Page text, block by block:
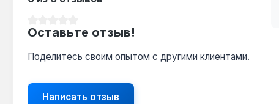
Оставьте отзыв!
Поделитесь своим опытом с другими клиентами.
Написать отзыв